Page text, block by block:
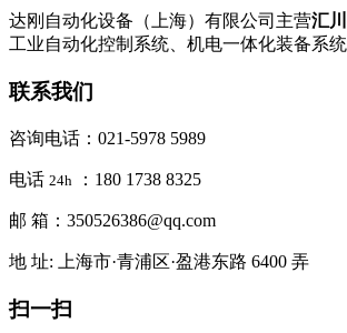
达刚自动化设备（上海）有限公司主营汇
工业自动化控制系统、机电一体化装备系统
联系我们
咨询电话：021-5978 5989
电话 24h ：180 1738 8325
邮 箱：350526386@qq.com
地 址: 上海市·青浦区·盈港东路 6400 弄
扫一扫